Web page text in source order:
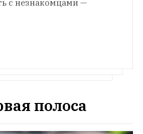
BlaBlaCar меняют жизнь
с незнакомцами —
полоса